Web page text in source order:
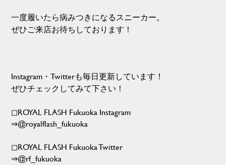
一度履いたら病みつきになるスニーカー。
ぜひご来店お待ちしております！
Instagram・Twitterも毎日更新しています！
ぜひチェックしてみて下さい！
◻︎ROYAL FLASH Fukuoka Instagram
⇒@royalflash_fukuoka
◻︎ROYAL FLASH Fukuoka Twitter
⇒@rf_fukuoka